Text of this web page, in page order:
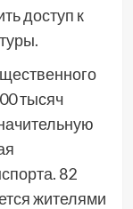
доступ к
тысяч
82
жителями